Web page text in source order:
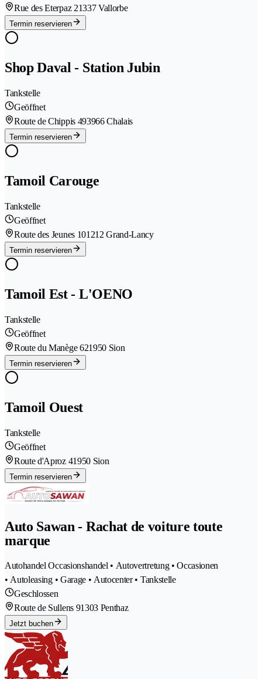
Rue des Eterpaz 21337 Vallorbe
Termin reservieren
Shop Daval - Station Jubin
Tankstelle
Geöffnet
Route de Chippis 493966 Chalais
Termin reservieren
Tamoil Carouge
Tankstelle
Geöffnet
Route des Jeunes 101212 Grand-Lancy
Termin reservieren
Tamoil Est - L'OENO
Tankstelle
Geöffnet
Route du Manège 621950 Sion
Termin reservieren
Tamoil Ouest
Tankstelle
Geöffnet
Route d'Aproz 41950 Sion
Termin reservieren
Auto Sawan - Rachat de voiture toute
marque
Autohandel Occasionshandel • Autovertretung • Occasionen
• Autoleasing • Garage • Autocenter • Tankstelle
Geschlossen
Route de Sullens 91303 Penthaz
Jetzt buchen